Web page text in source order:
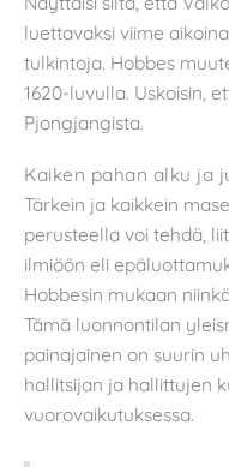
luettavaksi viime
tulkintoja. Hobbes
1620-luvulla. Uskoisin,
Pjongjangista.
Kaiken pahan alku ja
Tärkein ja kaikkein
perusteella voi tehdä,
ilmiöön eli
Hobbesin mukaan
Tämä luonnontilan
painajainen on suurin
hallitsijan ja hallittujen
vuorovaikutuksessa.